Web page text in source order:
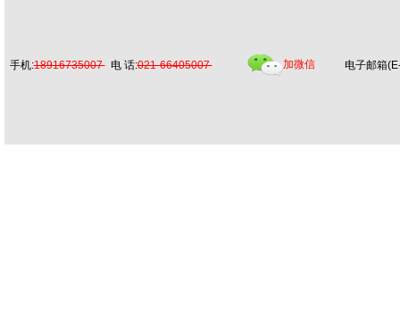
手机:18916735007电 话:021-66405007 加微信 电子邮箱